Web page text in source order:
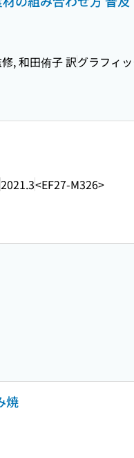
, 和田侑子 訳グラフィ
2021.3<EF27-M326>
焼